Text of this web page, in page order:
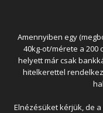
Amennyiben egy
40kg-ot/mérete a
helyett már csak
hitelkerettel
Elnézésüket kérjük, de